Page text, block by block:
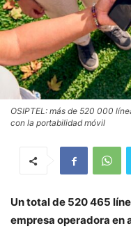
OSIPTEL: más de 520 000
con la portabilidad móvil
Un total de 520 465
empresa operadora en